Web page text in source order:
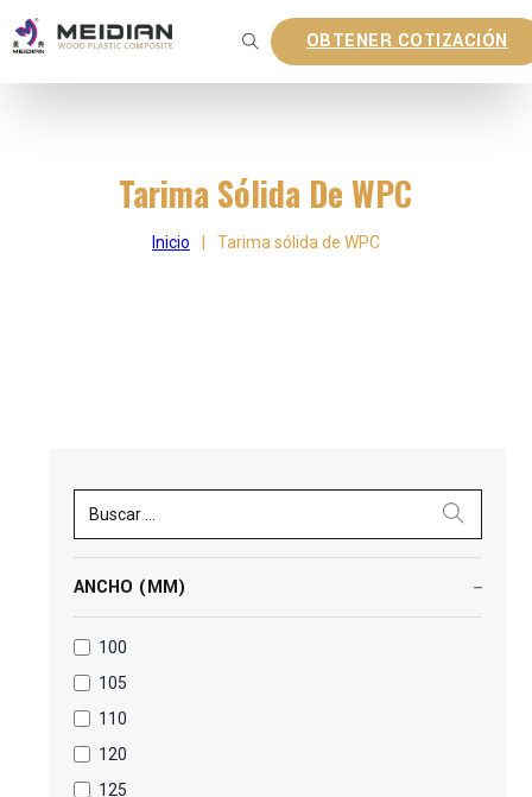
OBTENER COTIZACIÓN
Tarima Sólida De WPC
Inicio Tarima sólida de WPC
ANCHO (MM)
100
105
110
120
125